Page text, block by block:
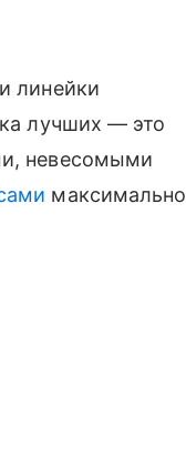
линейки
лучших — это
невесомыми
максимально